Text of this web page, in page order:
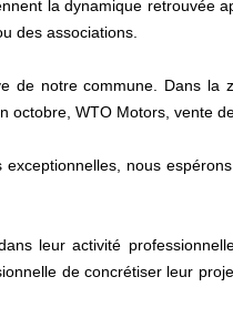
la dynamique retrouvée
des associations.
de notre commune. Dans la
octobre, WTO Motors, vente
nous
leur activité
de concrétiser leur